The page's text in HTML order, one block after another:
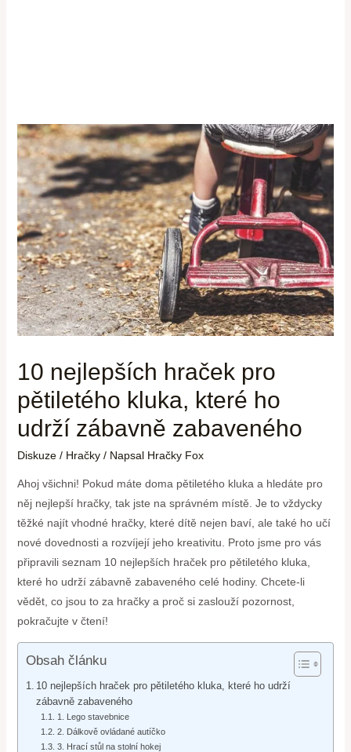
10 nejlepších hraček pro
pětiletého kluka, které ho
udrží zábavně zabaveného
Diskuze / Hračky/ Napsal Hračky Fox
Ahoj všichni! Pokud máte doma pětiletého kluka a hledáte pro
něj nejlepší hračky, tak jste na správném místě. Je to vždycky
těžké najít vhodné hračky, které dítě nejen baví, ale také ho učí
nové dovednosti a rozvíjejí jeho kreativitu. Proto jsme pro vás
připravili seznam 10 nejlepších hraček pro pětiletého kluka,
které ho udrží zábavně zabaveného celé hodiny. Chcete-li
vědět, co jsou to za hračky a proč si zaslouží pozornost,
pokračujte v čtení!
Obsah článku
10 nejlepších hraček pro pětiletého kluka, které ho udrží
zábavně zabaveného
1. Lego stavebnice
2. Dálkově ovládané autíčko
3. Hrací stůl na stolní hokej